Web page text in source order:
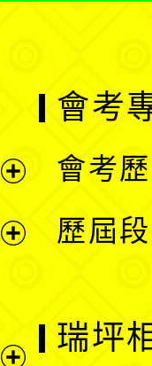
會考
會考
歷屆
瑞坪